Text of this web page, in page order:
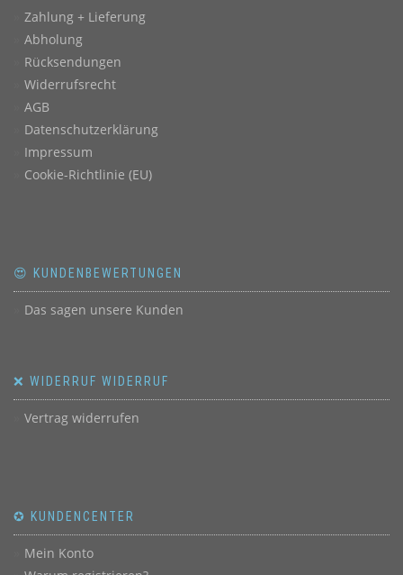
Zahlung + Lieferung
Abholung
Rücksendungen
Widerrufsrecht
AGB
Datenschutzerklärung
Impressum
Cookie-Richtlinie (EU)
😍 KUNDENBEWERTUNGEN
Das sagen unsere Kunden
❌ WIDERRUF WIDERRUF
Vertrag widerrufen
✪ KUNDENCENTER
Mein Konto